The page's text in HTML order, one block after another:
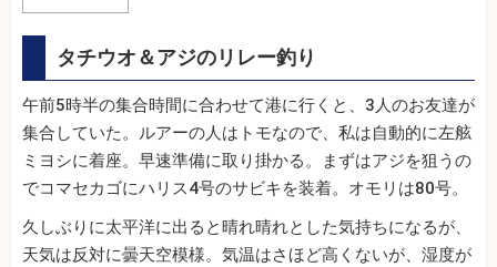
タチウオ＆アジのリレー釣り
午前5時半の集合時間に合わせて港に行くと、3人のお友達が
集合していた。ルアーの人はトモなので、私は自動的に左舷
ミヨシに着座。早速準備に取り掛かる。まずはアジを狙うの
でコマセカゴにハリス4号のサビキを装着。オモリは80号。
久しぶりに太平洋に出ると晴れ晴れとした気持ちになるが、
天気は反対に曇天空模様。気温はさほど高くないが、湿度が